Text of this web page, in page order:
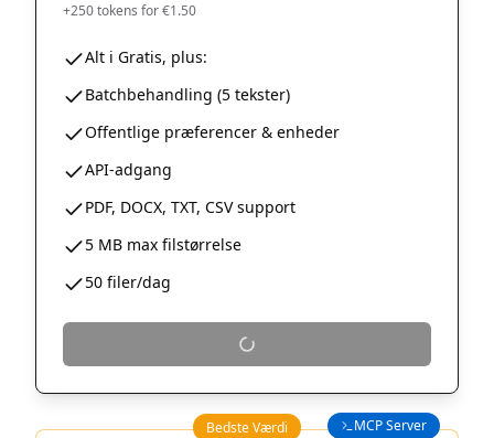
+250 tokens for €1.50
Alt i Gratis, plus:
Batchbehandling (5 tekster)
Offentlige præferencer & enheder
API-adgang
PDF, DOCX, TXT, CSV support
5 MB max filstørrelse
50 filer/dag
Bedste Værdi MCP Server